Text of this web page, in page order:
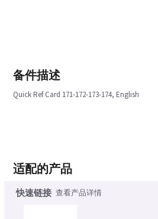
备件描述
Quick Ref Card 171-172-173-174, English
适配的产品
快速链接 查看产品详情